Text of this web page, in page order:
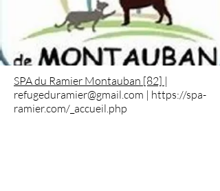
SPA du Ramier Montauban [82] |
refugeduramier@gmail.com | ​ https://spa-
ramier.com/_accueil.php